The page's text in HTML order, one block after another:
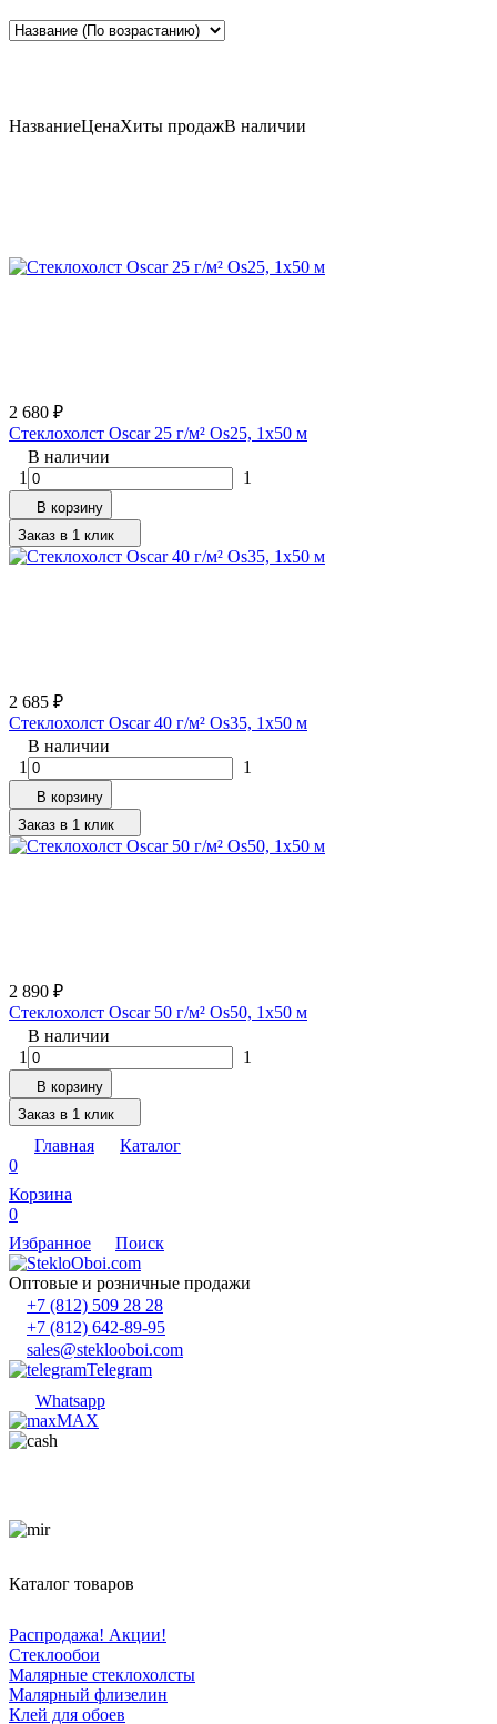
НазваниеЦенаХиты продажВ наличии
2 680 ₽
Стеклохолст Oscar 25 г/м² Os25, 1х50 м
В наличии
1
1
В корзину
Заказ в 1 клик
2 685 ₽
Стеклохолст Oscar 40 г/м² Os35, 1х50 м
В наличии
1
1
В корзину
Заказ в 1 клик
2 890 ₽
Стеклохолст Oscar 50 г/м² Os50, 1х50 м
В наличии
1
1
В корзину
Заказ в 1 клик
Главная
Каталог
0
Корзина
0
Избранное
Поиск
Оптовые и розничные продажи
+7 (812) 509 28 28
+7 (812) 642-89-95
sales@steklooboi.com
Telegram
Whatsapp
MAX
Каталог товаров
Распродажа! Акции!
Стеклообои
Малярные стеклохолсты
Малярный флизелин
Клей для обоев